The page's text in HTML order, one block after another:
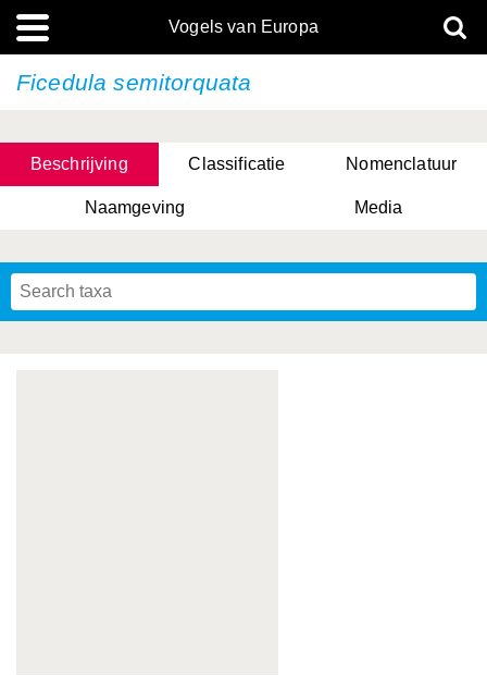
Vogels van Europa
Ficedula semitorquata
Beschrijving Classificatie Nomenclatuur
Naamgeving Media